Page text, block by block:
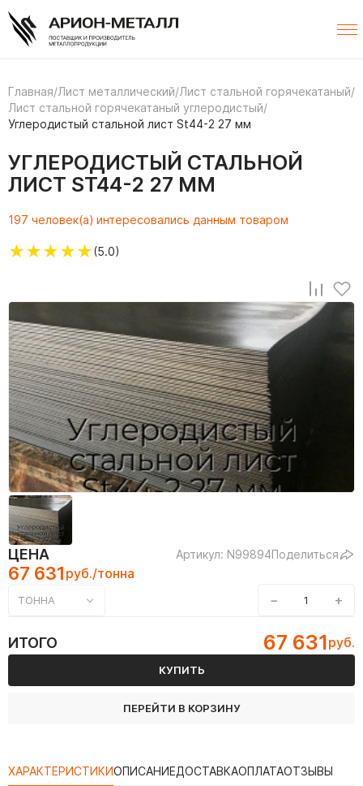
Главная/Лист металлический/Лист стальной горячекатаный/
Лист стальной горячекатаный углеродистый/
Углеродистый стальной лист St44-2 27 мм
УГЛЕРОДИСТЫЙ СТАЛЬНОЙ
ЛИСТ ST44-2 27 ММ
197 человек(а) интересовались данным товаром
★★★★★(5.0)
ЦЕНА Артикул: N99894Поделиться
67 631 руб./тонна
ТОННА − +
ИТОГО 67 631руб.
КУПИТЬ
ПЕРЕЙТИ В КОРЗИНУ
ХАРАКТЕРИСТИКИОПИСАНИЕДОСТАВКАОПЛАТАОТЗЫВЫ